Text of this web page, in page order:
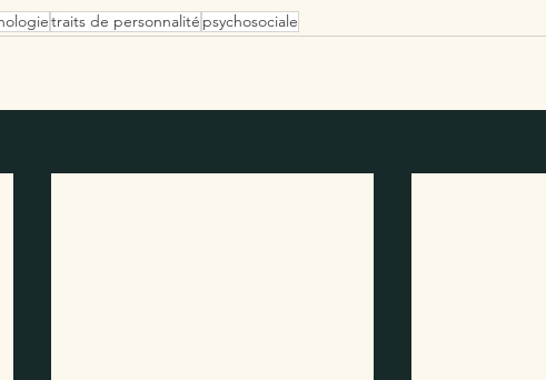
traits de personnalité psychosociale